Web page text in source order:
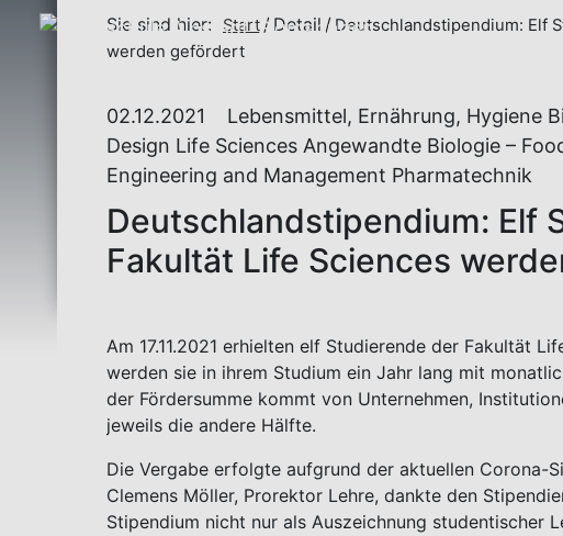
Sie sind hier: Start Detail
Deutschlandstipendium: Elf
werden gefördert
02.12.2021
Lebensmittel, Ernährung, Hygiene
Design Life Sciences Angewandte Biologie –
Engineering and Management Pharmatechnik
Deutschlandstipendium: Elf
Fakultät Life Sciences
Am 17.11.2021 erhielten elf Studierende der Fakultät
werden sie in ihrem Studium ein Jahr lang mit
der Fördersumme kommt von Unternehmen,
jeweils die andere Hälfte.
Die Vergabe erfolgte aufgrund der aktuellen Corona-
Clemens Möller, Prorektor Lehre, dankte den
Stipendium nicht nur als Auszeichnung studentischer